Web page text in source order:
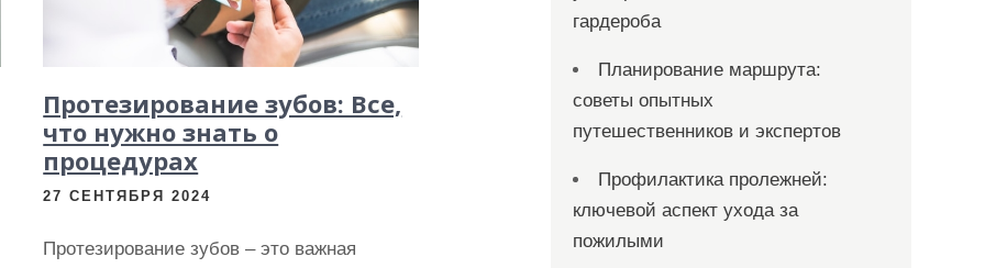
Протезирование зубов: Все,
что нужно знать о
процедурах
27 СЕНТЯБРЯ 2024
Протезирование зубов – это важная
гардероба
Планирование маршрута:
советы опытных
путешественников и экспертов
Профилактика пролежней:
ключевой аспект ухода за
пожилыми